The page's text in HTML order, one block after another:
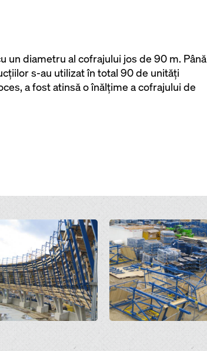
diametru al cofrajului jos de 90 m. Până
s-au utilizat în total 90 de unităţi
a fost atinsă o înălţime a cofrajului de
Open